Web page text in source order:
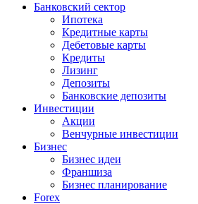
Банковский сектор
Ипотека
Кредитные карты
Дебетовые карты
Кредиты
Лизинг
Депозиты
Банковские депозиты
Инвестиции
Акции
Венчурные инвестиции
Бизнес
Бизнес идеи
Франшиза
Бизнес планирование
Forex